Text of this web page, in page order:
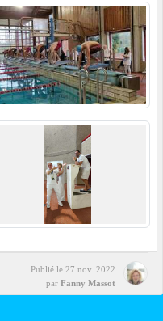
Publié le 27 nov. 2022
par Fanny Massot